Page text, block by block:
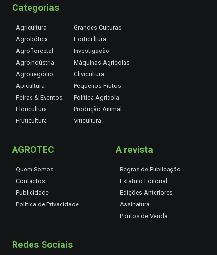
Categorias
Agricultura
Agrobótica
Agroflorestal
Agroindústria
Agronegócio
Apicultura
Feiras & Eventos
Floricultura
Fruticultura
Grandes Culturas
Horticultura
Investigação
Máquinas Agrícolas
Olivicultura
Pequenos Frutos
Política Agrícola
Produção Animal
Viticultura
AGROTEC
Quem Somos
Contactos
Publicidade
Política de Privacidade
A revista
Regras de Publicação
Estatuto Editorial
Edições Anteriores
Assinatura
Pontos de Venda
Redes Sociais